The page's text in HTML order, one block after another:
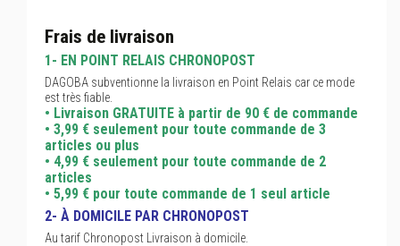
Frais de livraison
1- EN POINT RELAIS CHRONOPOST
DAGOBA subventionne la livraison en Point Relais car ce mode
est très fiable.
• Livraison GRATUITE à partir de 90 € de commande
• 3,99 € seulement pour toute commande de 3
articles ou plus
• 4,99 € seulement pour toute commande de 2
articles
• 5,99 € pour toute commande de 1 seul article
2- À DOMICILE PAR CHRONOPOST
Au tarif Chronopost Livraison à domicile.